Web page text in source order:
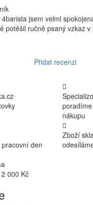
jsem velmi
potěšil ručně psaný vzkaz
Přidat recenzi
nákupu
den
Zboží
000 Kč